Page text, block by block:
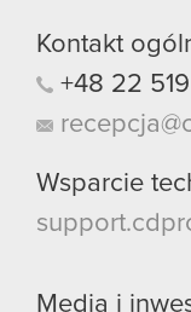
Kontakt
+48 22 519
Wsparcie
Media i